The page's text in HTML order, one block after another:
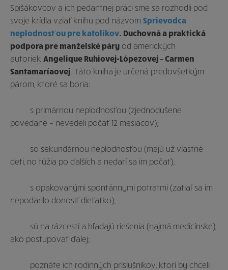
Spišákovcov a ich pedantnej práci sme sa rozhodli pod
svoje krídla vziať knihu pod názvom Sprievodca
neplodnosťou pre katolíkov. Duchovná a praktická
podpora pre manželské páry od amerických
autoriek Angelique Ruhiovej-Lópezovej – Carmen
Santamaríaovej . Táto kniha je určená predovšetkým
párom, ktoré sa boria:
· s primárnou neplodnosťou (zjednodušene
povedané – nevedeli počať 12 mesiacov);
· so sekundárnou neplodnosťou (majú už vlastné
deti, no túžia po ďalších a nedarí sa im počať);
· s opakovanými spontánnymi potratmi (zatiaľ sa im
nepodarilo donosiť dieťatko);
· sú na rázcestí a hľadajú riešenia (najmä medicínske),
ako postupovať ďalej;
· poznáte ich rodinných príslušníkov, ktorí by chceli